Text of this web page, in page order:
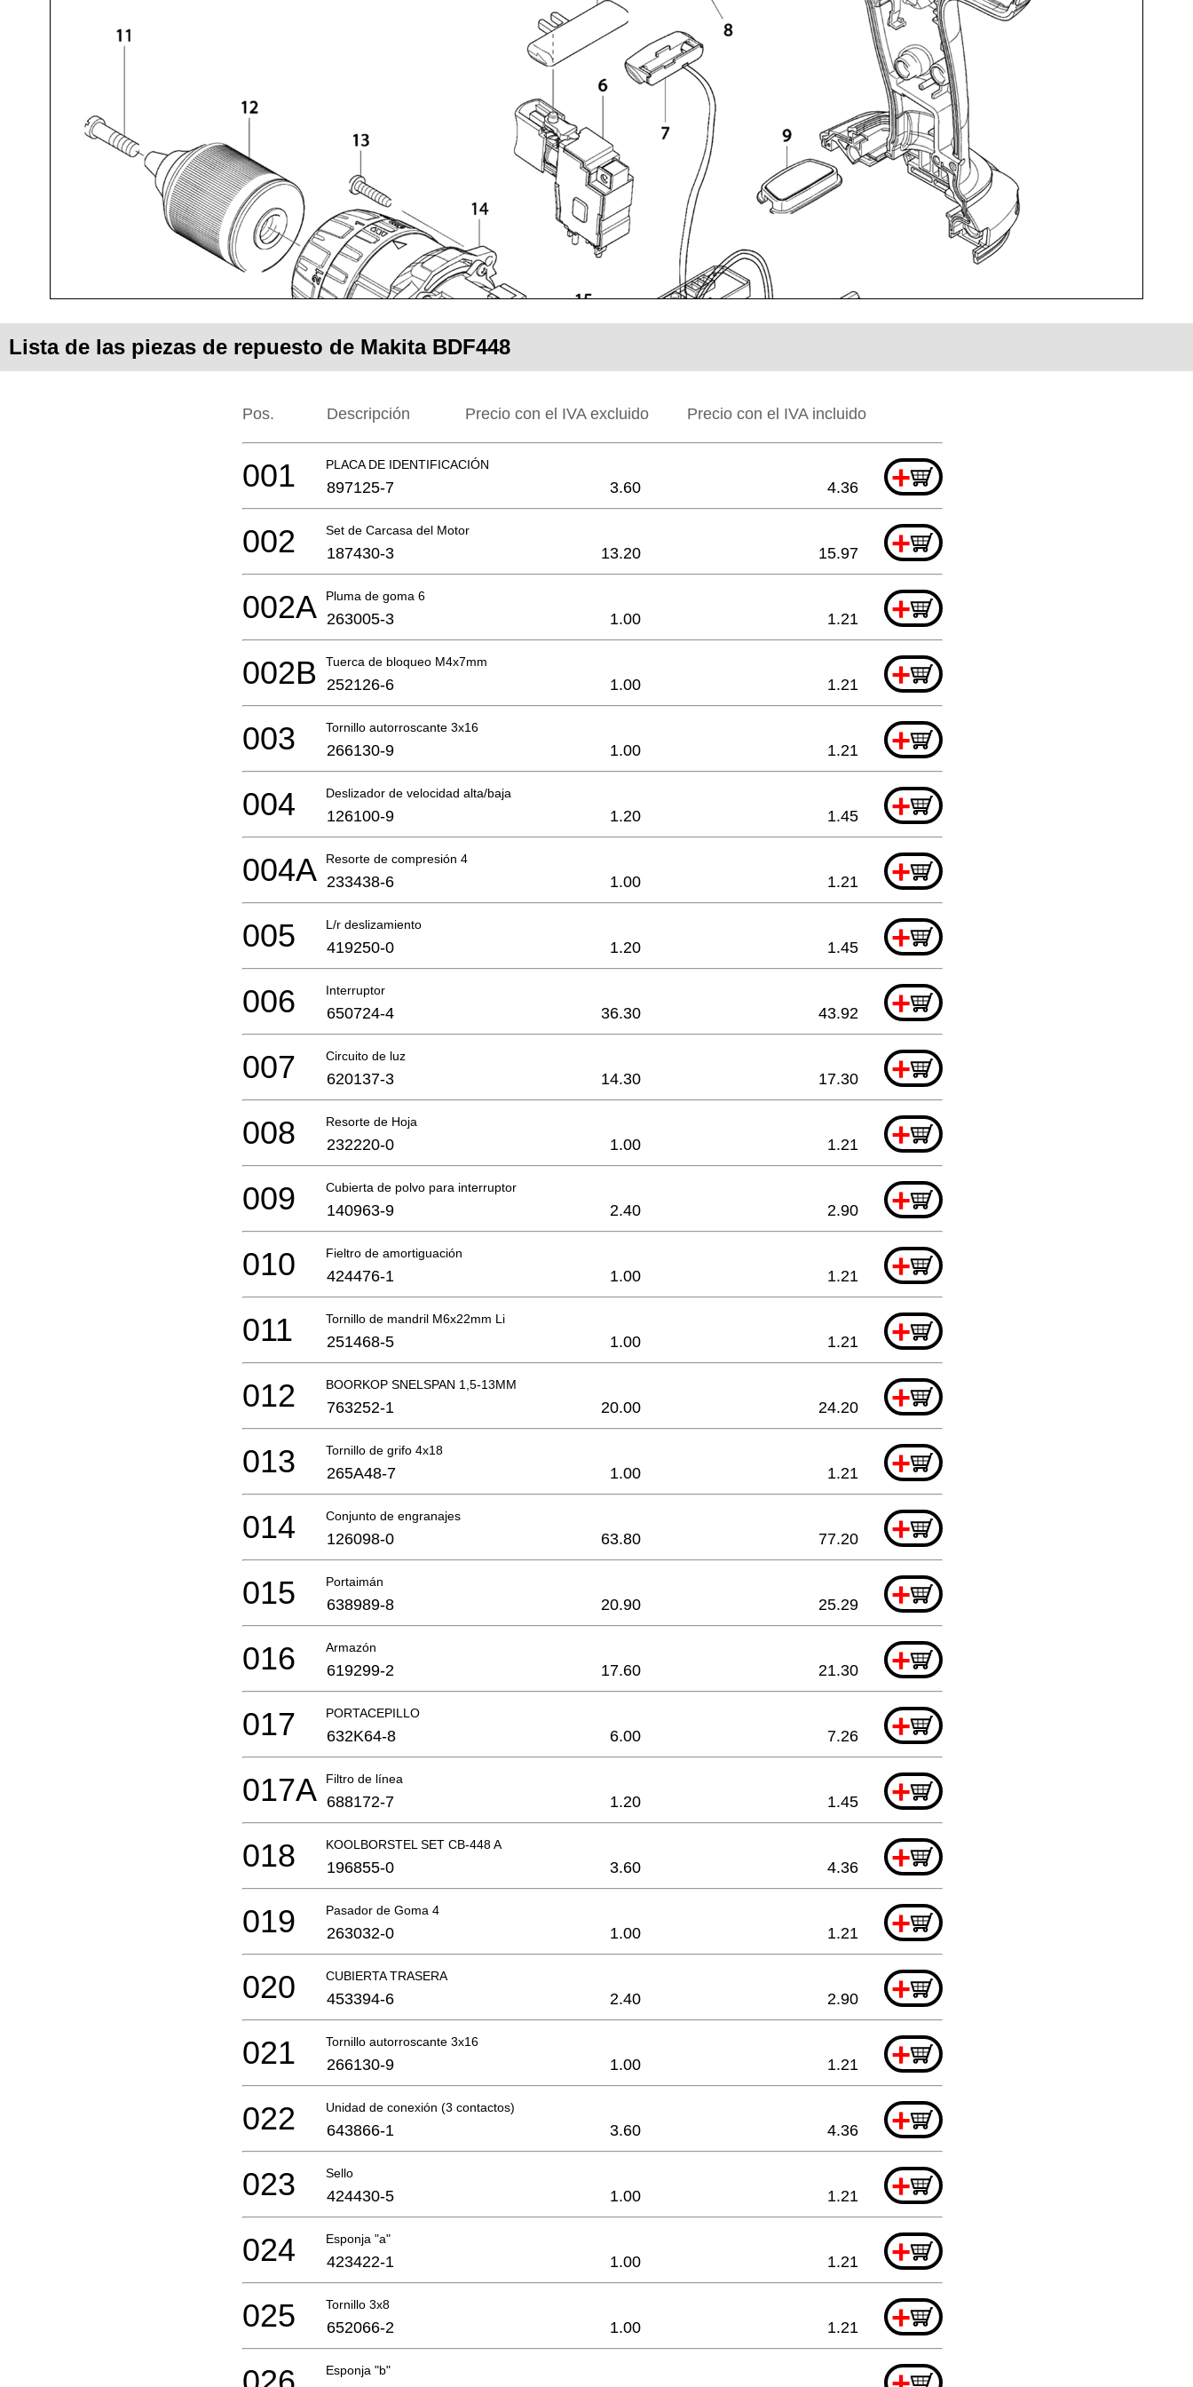
Lista de las piezas de repuesto de Makita BDF448
Pos. Descripción Precio con el IVA excluido Precio con el IVA incluido
PLACA DE IDENTIFICACIÓN +
001 897125-7 3.60 4.36
Set de Carcasa del Motor +
002 187430-3 13.20 15.97
Pluma de goma 6 +
002A 263005-3 1.00 1.21
Tuerca de bloqueo M4x7mm +
002B 252126-6 1.00 1.21
Tornillo autorroscante 3x16 +
003 266130-9 1.00 1.21
Deslizador de velocidad alta/baja +
004 126100-9 1.20 1.45
Resorte de compresión 4 +
004A 233438-6 1.00 1.21
L/r deslizamiento +
005 419250-0 1.20 1.45
Interruptor +
006 650724-4 36.30 43.92
Circuito de luz +
007 620137-3 14.30 17.30
Resorte de Hoja +
008 232220-0 1.00 1.21
Cubierta de polvo para interruptor +
009 140963-9 2.40 2.90
Fieltro de amortiguación +
010 424476-1 1.00 1.21
Tornillo de mandril M6x22mm Li +
011 251468-5 1.00 1.21
BOORKOP SNELSPAN 1,5-13MM +
012 763252-1 20.00 24.20
Tornillo de grifo 4x18 +
013 265A48-7 1.00 1.21
Conjunto de engranajes +
014 126098-0 63.80 77.20
Portaimán +
015 638989-8 20.90 25.29
Armazón +
016 619299-2 17.60 21.30
PORTACEPILLO +
017 632K64-8 6.00 7.26
Filtro de línea +
017A 688172-7 1.20 1.45
KOOLBORSTEL SET CB-448 A +
018 196855-0 3.60 4.36
Pasador de Goma 4 +
019 263032-0 1.00 1.21
CUBIERTA TRASERA +
020 453394-6 2.40 2.90
Tornillo autorroscante 3x16 +
021 266130-9 1.00 1.21
Unidad de conexión (3 contactos) +
022 643866-1 3.60 4.36
Sello +
023 424430-5 1.00 1.21
Esponja "a" +
024 423422-1 1.00 1.21
Tornillo 3x8 +
025 652066-2 1.00 1.21
Esponja "b"